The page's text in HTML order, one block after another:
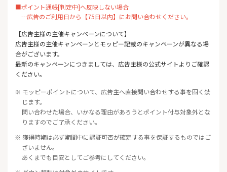
■ポイント通帳[判定中]へ反映しない場合
…広告のご利用日から【75日以内】にお問い合わせください。
【広告主様の主催キャンペーンについて】
広告主様の主催キャンペーンとモッピー記載のキャンペーンが異なる場
合がございます。
最新のキャンペーンにつきましては、広告主様の公式サイトよりご確認
ください。
※ モッピーポイントについて、広告主へ直接問い合わせする事を固く禁
じます。
問い合わせた場合、いかなる理由があろうとポイント付与対象外とな
りますのでご了承ください。
※ 獲得時期は必ず期間中に認証可否が確定する事を保証するものではご
ざいません。
あくまでも目安としてご参考にしてください。